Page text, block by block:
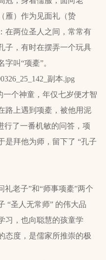
雁）作为见面礼（贽
在两位圣人之间，常常有
子，有时在摆弄一个玩具
叫“项橐”。
个神童，年仅七岁便才智
路上遇到项橐，被他用泥
行了一番机敏的问答，项
是拜他为师，留下了 “孔子
礼老子”和“师事项橐”两个
“圣人无常师” 的伟大品
习，也向聪慧的孩童学
态度，是儒家所推崇的极